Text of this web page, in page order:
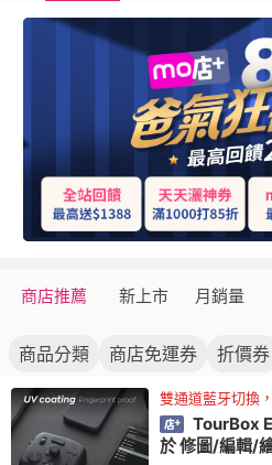
商店推薦 新上市 月銷量
商品分類 商店免運券 折價券
雙通道藍牙切換
TourBox
於 修圖/編輯/